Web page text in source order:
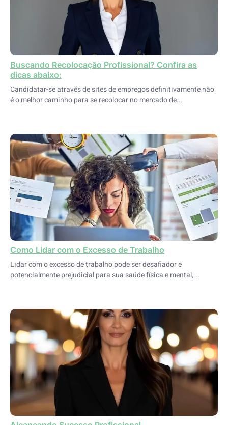
Buscando Recolocação Profissional? Confira as
dicas abaixo:
Candidatar-se através de sites de empregos definitivamente não
é o melhor caminho para se recolocar no mercado de...
Como Lidar com o Excesso de Trabalho
Lidar com o excesso de trabalho pode ser desafiador e
potencialmente prejudicial para sua saúde física e mental,...